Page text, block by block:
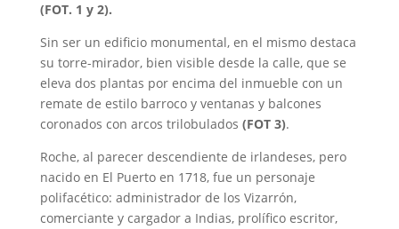
(FOT. 1 y 2).
Sin ser un edificio monumental, en el mismo destaca
su torre-mirador, bien visible desde la calle, que se
eleva dos plantas por encima del inmueble con un
remate de estilo barroco y ventanas y balcones
coronados con arcos trilobulados (FOT 3).
Roche, al parecer descendiente de irlandeses, pero
nacido en El Puerto en 1718, fue un personaje
polifacético: administrador de los Vizarrón,
comerciante y cargador a Indias, prolífico escritor,